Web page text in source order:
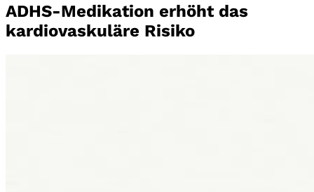
ADHS-Medikation erhöht das
kardiovaskuläre Risiko